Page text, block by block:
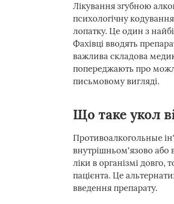
Лікування згубною
психологічну
лопатку. Це один з
Фахівці вводять
важлива складова
попереджають про
письмовому вигляді.
Що таке укол
Противоалкогольные
внутрішньом'язово або
ліки в організмі довго,
пацієнта. Це
введення препарату.